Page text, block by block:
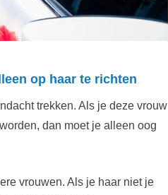
op haar te richten
trekken. Als je deze vrouw
dan moet je alleen oog
vrouwen. Als je haar niet je